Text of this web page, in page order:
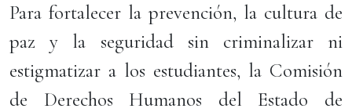
Para fortalecer la prevención, la cultura de
paz y la seguridad sin criminalizar ni
estigmatizar a los estudiantes, la Comisión
de Derechos Humanos del Estado de